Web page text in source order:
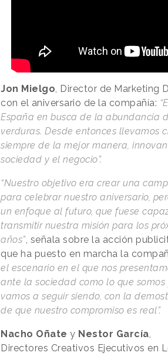
Jon Mielgo, Director de Marketing
con el aniversario de la compañía:
España en busca de la abundancia
verduras. Desde entonces llevamos
siempre de la mejor manera,
sociedad y el negocio”.
“Nuestro objetivo era crear una
para celebrar nuestro aniversario,
un enfoque al futuro, que fuese
transmitir nuestra misión para los
años”, señala sobre la acción
que ha puesto en marcha la
el escenario en el que nos
ante la sociedad como lo que somos
vamos a seguir siendo, con la
de que nuestro compromiso es real”.
Nacho Oñate y Nestor García,
Directores Creativos Ejecutivos en